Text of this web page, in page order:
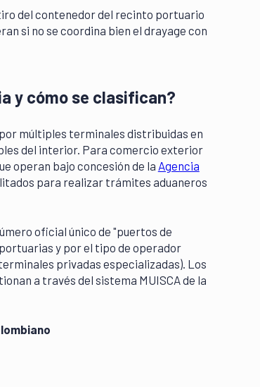
del contenedor del recinto portuario
si no se coordina bien el drayage con
y cómo se clasifican?
múltiples terminales distribuidas en
del interior. Para comercio exterior
operan bajo concesión de la Agencia
para realizar trámites aduaneros
oficial único de "puertos de
y por el tipo de operador
privadas especializadas). Los
a través del sistema MUISCA de la